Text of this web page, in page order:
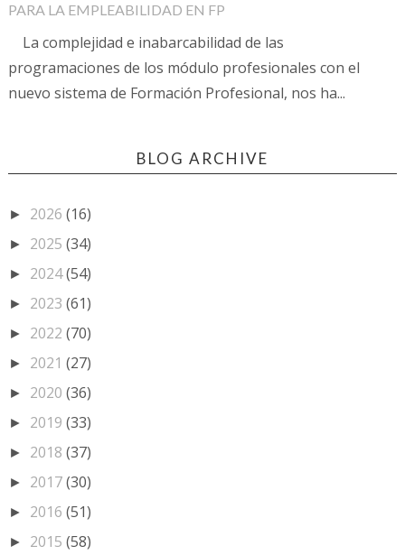
PARA LA EMPLEABILIDAD EN FP
La complejidad e inabarcabilidad de las
programaciones de los módulo profesionales con el
nuevo sistema de Formación Profesional, nos ha...
BLOG ARCHIVE
► 2026 (16)
► 2025 (34)
► 2024(54)
► 2023 (61)
► 2022 (70)
► 2021 (27)
► 2020 (36)
► 2019 (33)
► 2018 (37)
► 2017(30)
► 2016 (51)
► 2015 (58)